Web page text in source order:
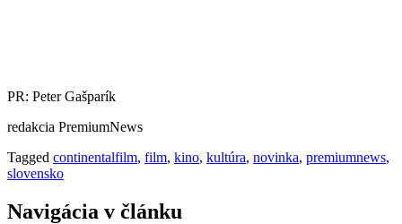
PR: Peter Gašparík
redakcia PremiumNews
Tagged continentalfilm, film, kino, kultúra, novinka, premiumnews,
slovensko
Navigácia v článku